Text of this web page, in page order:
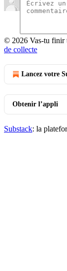
© 2026 Vas-tu finir
de collecte
Lancez votre
Obtenir l’appli
Substack: la